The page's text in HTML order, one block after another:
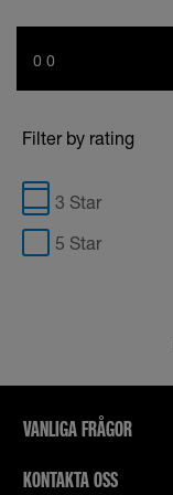
0 0
Filter by rating
3 Star
5 Star
VANLIGA FRÅGOR
KONTAKTA OSS